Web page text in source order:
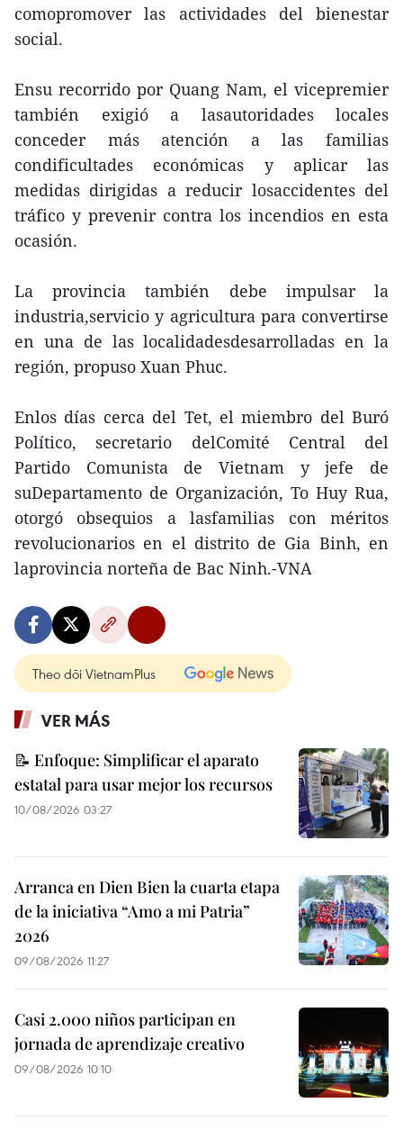
comopromover las actividades del bienestar
social.
Ensu recorrido por Quang Nam, el vicepremier
también exigió a lasautoridades locales
conceder más atención a las familias
condificultades económicas y aplicar las
medidas dirigidas a reducir losaccidentes del
tráfico y prevenir contra los incendios en esta
ocasión.
La provincia también debe impulsar la
industria,servicio y agricultura para convertirse
en una de las localidadesdesarrolladas en la
región, propuso Xuan Phuc.
Enlos días cerca del Tet, el miembro del Buró
Político, secretario delComité Central del
Partido Comunista de Vietnam y jefe de
suDepartamento de Organización, To Huy Rua,
otorgó obsequios a lasfamilias con méritos
revolucionarios en el distrito de Gia Binh, en
laprovincia norteña de Bac Ninh.-VNA
Theo dõi VietnamPlus
VER MÁS
📝 Enfoque: Simplificar el aparato
estatal para usar mejor los recursos
10/08/2026 03:27
Arranca en Dien Bien la cuarta etapa
de la iniciativa “Amo a mi Patria”
2026
09/08/2026 11:27
Casi 2.000 niños participan en
jornada de aprendizaje creativo
09/08/2026 10:10